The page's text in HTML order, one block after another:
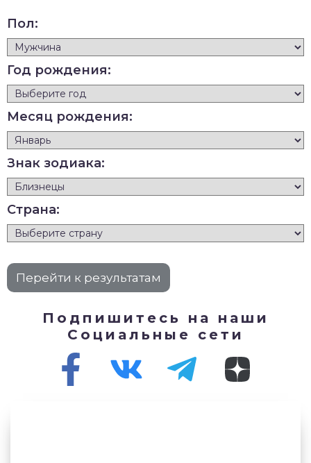
Пол:
Год рождения:
Месяц рождения:
Знак зодиака:
Страна:
Подпишитесь на наши
Социальные сети